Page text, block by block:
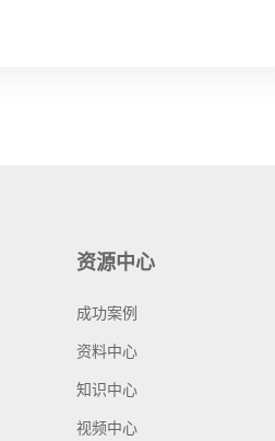
资源中心
成功案例
资料中心
知识中心
视频中心